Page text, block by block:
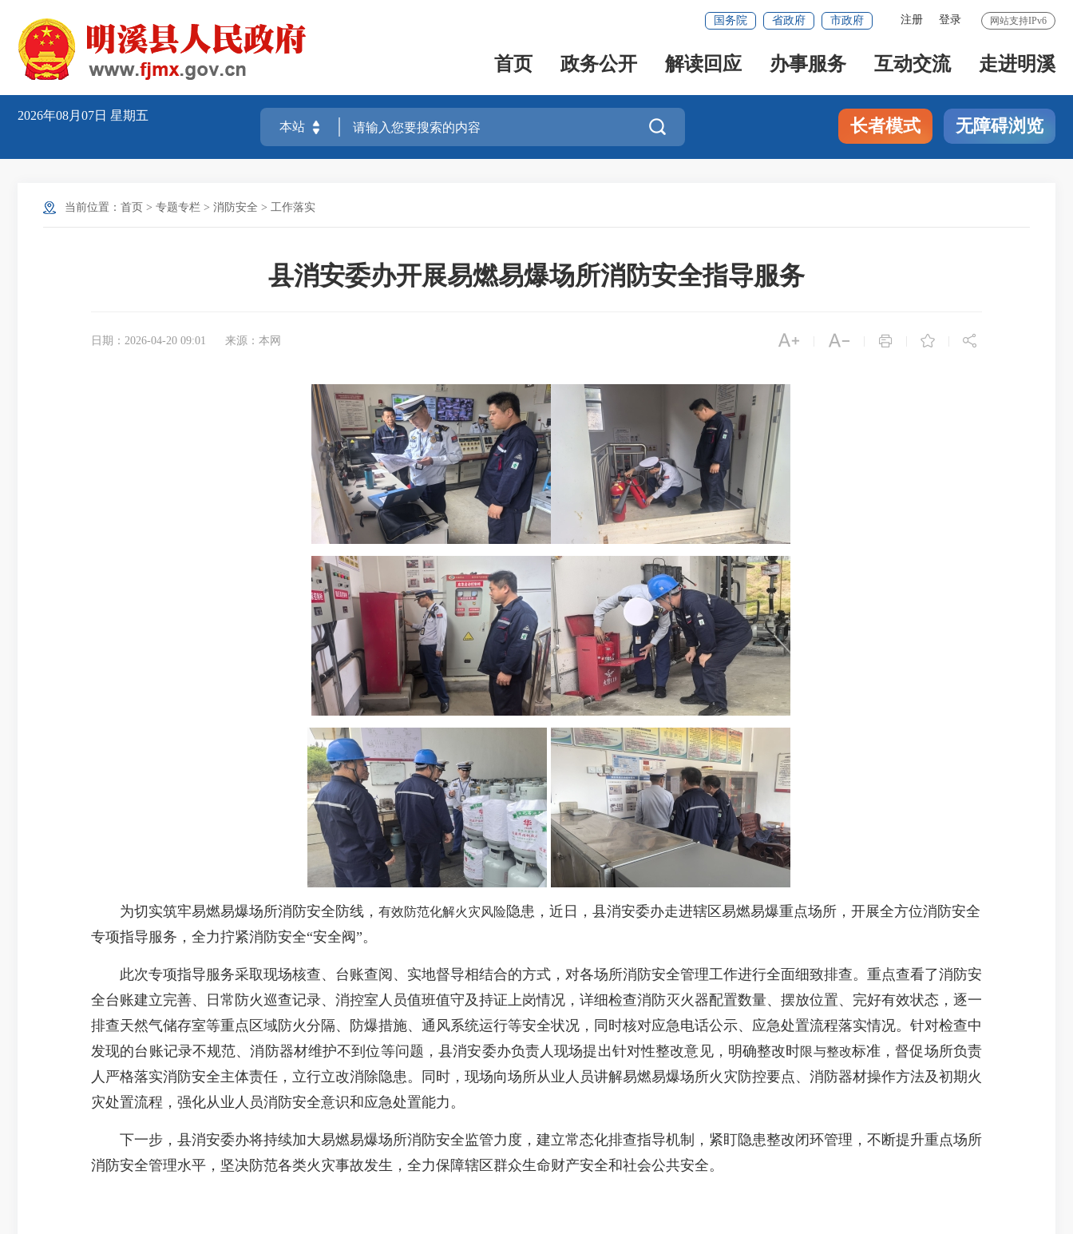
网站支持IPv6
注册 登录
国务院 省政府 市政府
首页 政务公开 解读回应 办事服务 互动交流 走进明溪
2026年08月07日 星期五
 长者模式 无障碍浏览
当前位置： 首页 > 专题专栏 > 消防安全 > 工作落实
县消安委办开展易燃易爆场所消防安全指导服务
日期：2026-04-20 09:01 来源：本网     
为切实筑牢易燃易爆场所消防安全防线， 有效防范化解火灾风险 隐患，近日，县消安委办走进辖区易燃易爆重点场所，开展全方位消防安全
专项指导服务，全力拧紧消防安全“安全阀”。
此次专项指导服务采取现场核查、台账查阅、实地督导相结合的方式，对各场所消防安全管理工作进行全面细致排查。重点查看了消防安
全台账建立完善、日常防火巡查记录、消控室人员值班值守及持证上岗情况，详细检查消防灭火器配置数量、摆放位置、完好有效状态，逐一
排查天然气储存室等重点区域防火分隔、防爆措施、通风系统运行等安全状况，同时核对应急电话公示、应急处置流程落实情况。针对检查中
发现的台账记录不规范、消防器材维护不到位等问题，县消安委办负责人现场提出针对性整改意见，明确整改时限与整改标准，督促场所负责
人严格落实消防安全主体责任，立行立改消除隐患。同时，现场向场所从业人员讲解易燃易爆场所火灾防控要点、消防器材操作方法及初期火
灾处置流程，强化从业人员消防安全意识和应急处置能力。
下一步，县消安委办将持续加大易燃易爆场所消防安全监管力度，建立常态化排查指导机制，紧盯隐患整改闭环管理，不断提升重点场所
消防安全管理水平，坚决防范各类火灾事故发生，全力保障辖区群众生命财产安全和社会公共安全。